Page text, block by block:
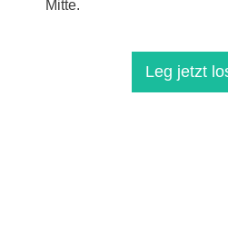
Mitte.
Leg jetzt